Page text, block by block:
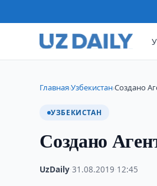
Главная›Узбекистан›Создано
УЗБЕКИСТАН
Создано
UzDaily ·31.08.2019 12:45